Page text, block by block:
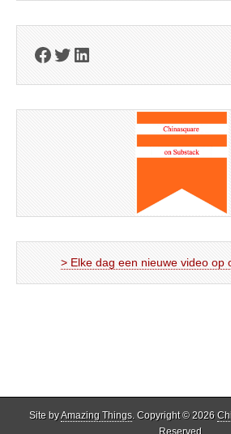
Facebook
Twitter
LinkedIn
> Elke dag een nieuwe video op
Site byAmazing Things. Copyright © 2026
Reserved.